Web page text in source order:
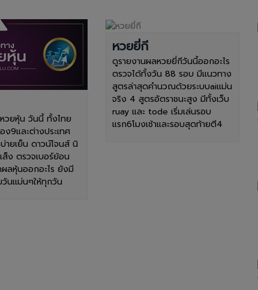
วยหุ้น วันนี้ ทั้งไทย
9และต่างประเทศ
ายเย็น ดาวน์โจนส์ นิ
ส็ง ตรวจเบอร์ย้อน
ลหุ้นออกอะไร ยังมี
วันแม่นๆให้ทุกวัน
หวยยี่กี
ดูรายงานผลหวยยี่กีวันนี้ออกอะไร
ตรวจได้ทั้งวัน 88 รอบ มีแนวทาง
สูตรล่าสุดคำนวณด้วยระบบaiแม่น
จริง 4 สูตรอัตราชนะสูง มีทั้งเว็บ
ruay และ tode เริ่มเล่นรอบ
แรก6โมงเช้าและรอบสุดท้ายตี4